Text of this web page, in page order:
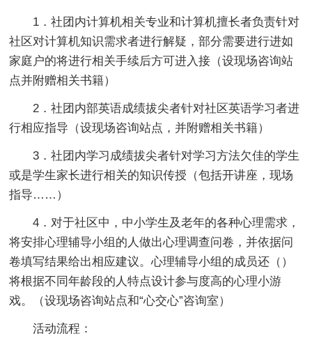
1．社团内计算机相关专业和计算机擅长者负责针对
社区对计算机知识需求者进行解疑，部分需要进行进如
家庭户的将进行相关手续后方可进入接（设现场咨询站
点并附赠相关书籍）
2．社团内部英语成绩拔尖者针对社区英语学习者进
行相应指导（设现场咨询站点，并附赠相关书籍）
3．社团内学习成绩拔尖者针对学习方法欠佳的学生
或是学生家长进行相关的知识传授（包括开讲座，现场
指导……）
4．对于社区中，中小学生及老年的各种心理需求，
将安排心理辅导小组的人做出心理调查问卷，并依据问
卷填写结果给出相应建议。心理辅导小组的成员还（）
将根据不同年龄段的人特点设计参与度高的心理小游
戏。（设现场咨询站点和“心交心”咨询室）
活动流程：